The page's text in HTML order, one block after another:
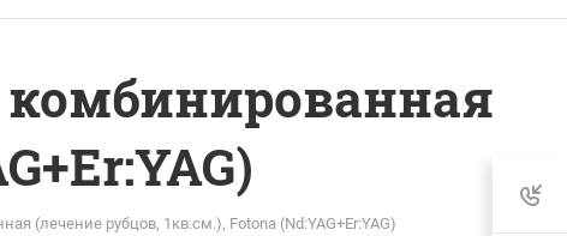
(лечение рубцов, 1кв.см.), Fotona (Nd:YAG+Er:YAG)